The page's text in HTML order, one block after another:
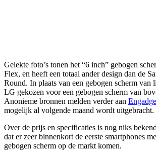
Gelekte foto’s tonen het “6 inch” gebogen
Flex, en heeft een totaal ander design dan de
Round. In plaats van een gebogen scherm van
LG gekozen voor een gebogen scherm van
Anonieme bronnen melden verder aan
mogelijk al volgende maand wordt uitgebracht.
Over de prijs en specificaties is nog niks
dat er zeer binnenkort de eerste smartphones
gebogen scherm op de markt komen.